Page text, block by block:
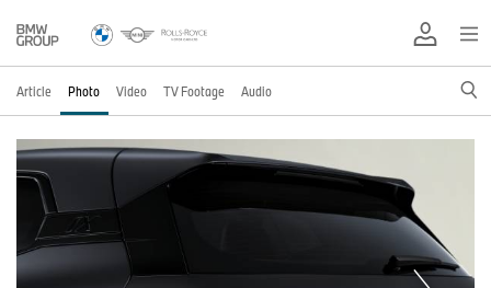
Article Photo Video TV Footage Audio